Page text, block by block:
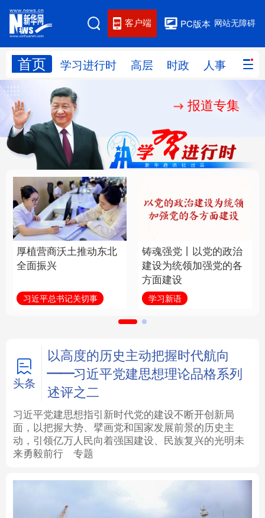
网站无障碍
PC版本
客户端
首页 学习进行时 高层 时政 人事 国际
网站地图
学习进行时 人事
国际 财经 网评
思客智库 全球连线 教育
科技 科创 量子 体育
文化 书画
访谈 视频 图片 政务
学术中国 乡村振兴 银龄 溯源中国
城市 旅游 能源 会展
彩票 娱乐 时尚 悦读
公益 一带一路 亚太网 上市公司
报道专集
厚植营商沃土推动东北
全面振兴
习近平总书记关切事
铸魂强党丨以党的政治
建设为统领加强党的各
方面建设
学习新语
头条
以高度的历史主动把握时代航向
——习近平党建思想理论品格系列
述评之二
习近平党建思想指引新时代党的建设不断开创新局
面，以把握大势、擘画党和国家发展前景的历史主
动，引领亿万人民向着强国建设、民族复兴的光明未
来勇毅前行
专题